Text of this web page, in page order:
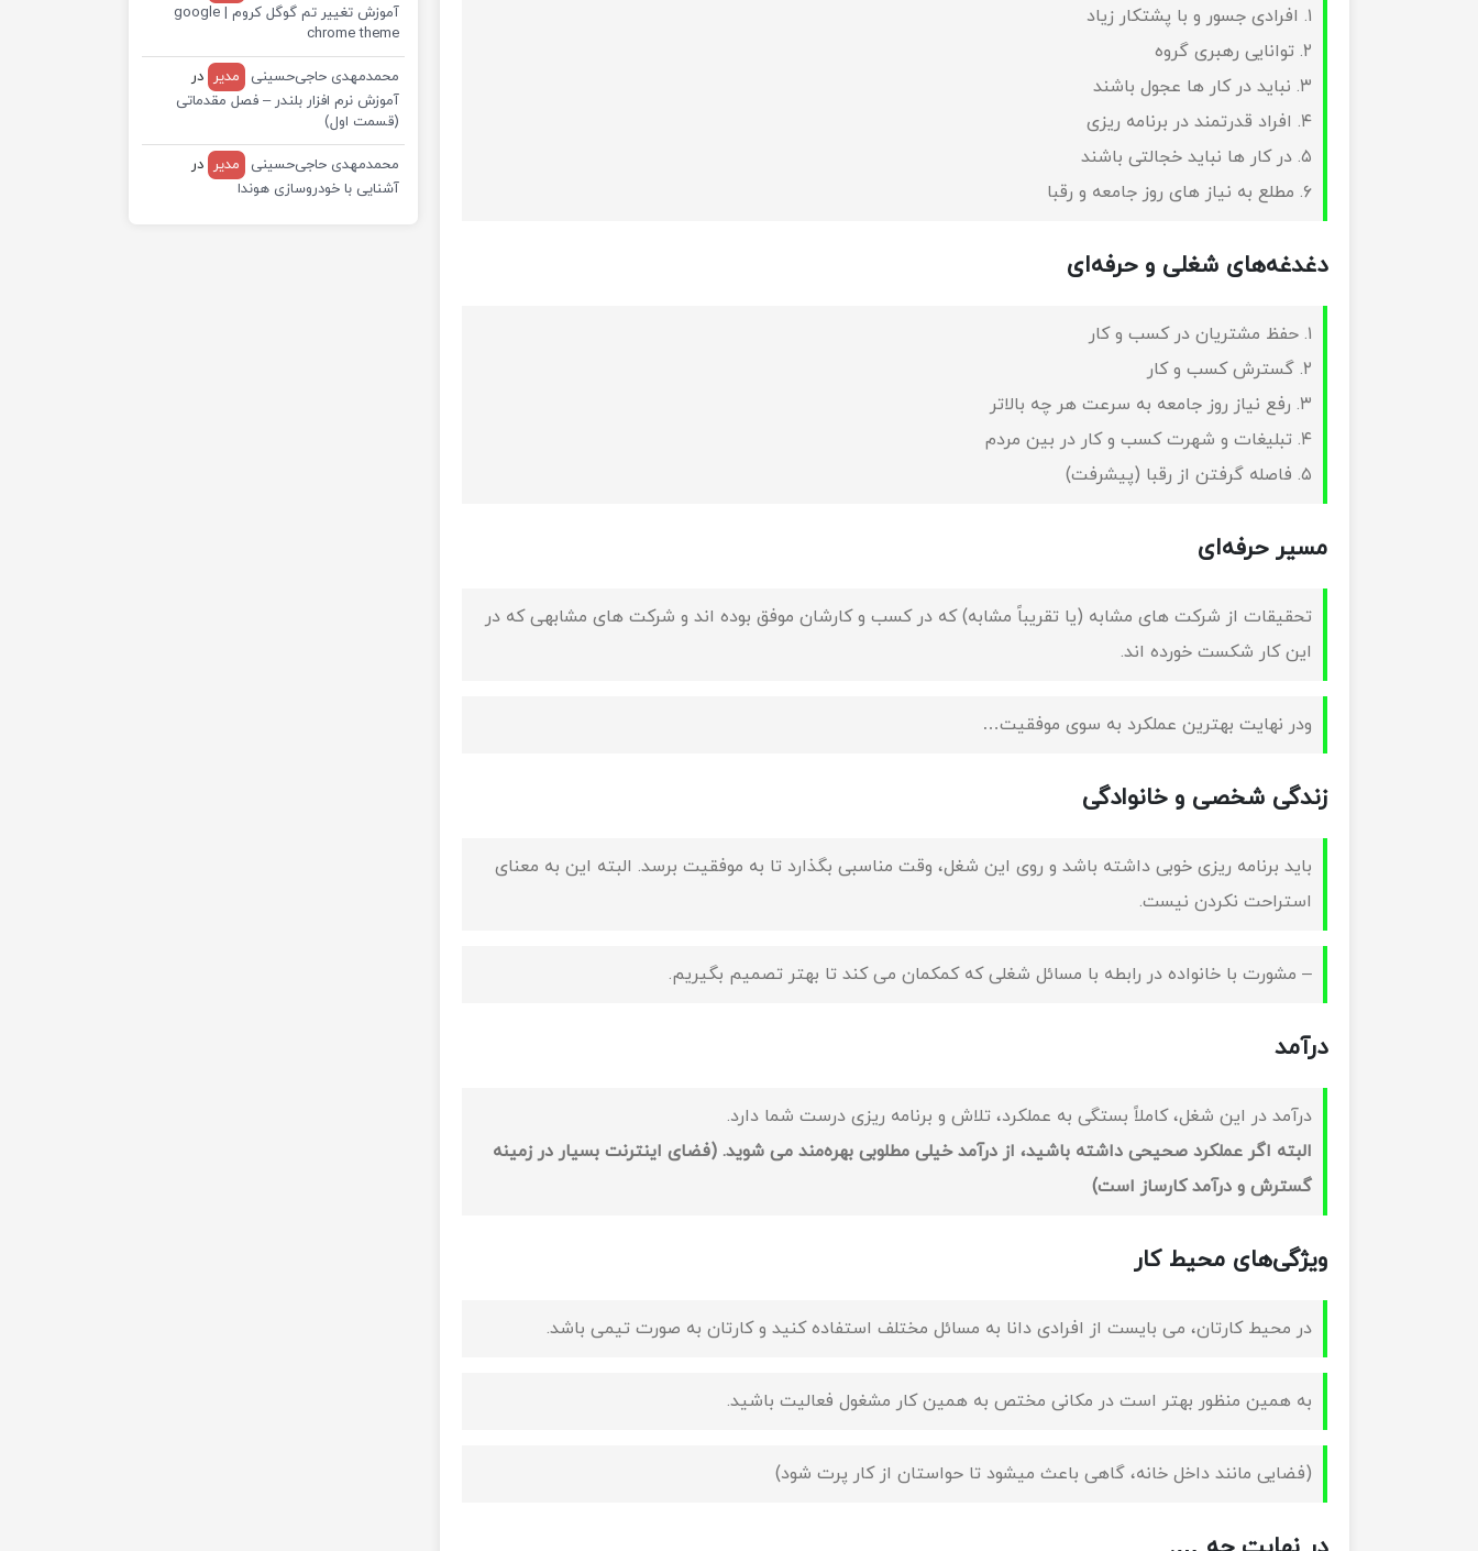
۱. افرادی جسور و با پشتکار زیاد
۲. توانایی رهبری گروه
۳. نباید در کار ها عجول باشند
۴. افراد قدرتمند در برنامه ریزی
۵. در کار ها نباید خجالتی باشند
۶. مطلع به نیاز های روز جامعه و رقبا
دغدغه‌های شغلی و حرفه‌ای
۱. حفظ مشتریان در کسب و کار
۲. گسترش کسب و کار
۳. رفع نیاز روز جامعه به سرعت هر چه بالاتر
۴. تبلیغات و شهرت کسب و کار در بین مردم
۵. فاصله گرفتن از رقبا (پیشرفت)
مسیر حرفه‌ای
تحقیقات از شرکت های مشابه (یا تقریباً مشابه) که در کسب و کارشان موفق بوده اند و شرکت های مشابهی که در
این کار شکست خورده اند.
ودر نهایت بهترین عملکرد به سوی موفقیت…
زندگی شخصی و خانوادگی
باید برنامه ریزی خوبی داشته باشد و روی این شغل، وقت مناسبی بگذارد تا به موفقیت برسد. البته این به معنای
استراحت نکردن نیست.
– مشورت با خانواده در رابطه با مسائل شغلی که کمکمان می کند تا بهتر تصمیم بگیریم.
درآمد
درآمد در این شغل، کاملاً بستگی به عملکرد، تلاش و برنامه ریزی درست شما دارد.
البته اگر عملکرد صحیحی داشته باشید، از درآمد خیلی مطلوبی بهره‌مند می شوید. (فضای اینترنت بسیار در زمینه
گسترش و درآمد کارساز است)
ویژگی‌های محیط کار
در محیط کارتان، می بایست از افرادی دانا به مسائل مختلف استفاده کنید و کارتان به صورت تیمی باشد.
به همین منظور بهتر است در مکانی مختص به همین کار مشغول فعالیت باشید.
(فضایی مانند داخل خانه، گاهی باعث میشود تا حواستان از کار پرت شود)
آموزش تغییر تم گوگل کروم | google
chrome theme
محمدمهدی حاجی‌حسینی مدیر
در
آموزش نرم افزار بلندر – فصل مقدماتی
(قسمت اول)
محمدمهدی حاجی‌حسینی مدیر
در
آشنایی با خودروسازی هوندا